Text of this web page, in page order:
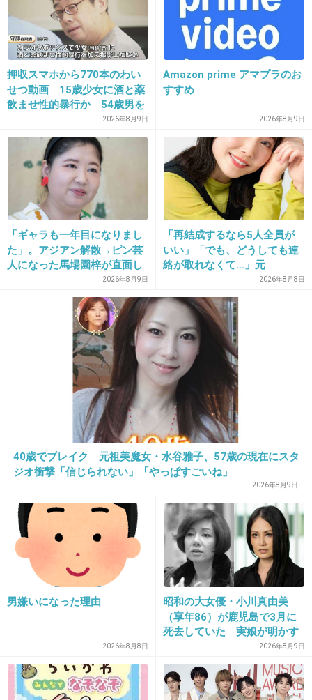
17. 匿名2018/09/13(木) 22:11:45
田中圭、すごく頑張ってたねリアクションとか
しゃべくり出たときもトーク苦手そうだけど
必死に頑張ってた気がする(笑)
大杉漣さんの「仕事を断らない」スタンスを
尊敬してるって言ってたしだから断らなかった
んだろうね
2018/09/13(木) 22:11:58
ごちになります、何が面白いのかよくわからん
+340
2018/09/13(木) 22:12:02
以降はるたん禁止
+41
毎週観ることにしました
+195 -36
2018/09/13(木) 22:12:08
ドラマ出演もたくさんあるのにカラダ大丈夫な
+251 -11
押収スマホから770本のわい
せつ動画 15歳少女に酒と薬
飲ませ性的暴行か 54歳男を
再逮捕 「薬もありますよ」
とSNSで誘い出し
2026年8月9日
Amazon prime アマプラのお
すすめ
2026年8月9日
「ギャラも一年目になりまし
た」。アジアン解散→ピン芸
人になった馬場園梓が直面し
た現実、そして携える芸人と
2026年8月9日
「再結成するなら5人全員が
いい」「でも、どうしても連
絡が取れなくて…」元
ZONE・MIZUHO（38）が明
かす「19年ぶりに芸能界復
帰」した本当の理由
2026年8月8日
40歳でブレイク 元祖美魔女・水谷雅子、57歳の現在にスタ
ジオ衝撃「信じられない」「やっぱすごいね」
2026年8月9日
男嫌いになった理由
2026年8月8日
昭和の大女優・小川真由美
（享年86）が鹿児島で3月に
死去していた 実娘が明かす
「毒母」の素顔と空白の晩年
2026年8月9日